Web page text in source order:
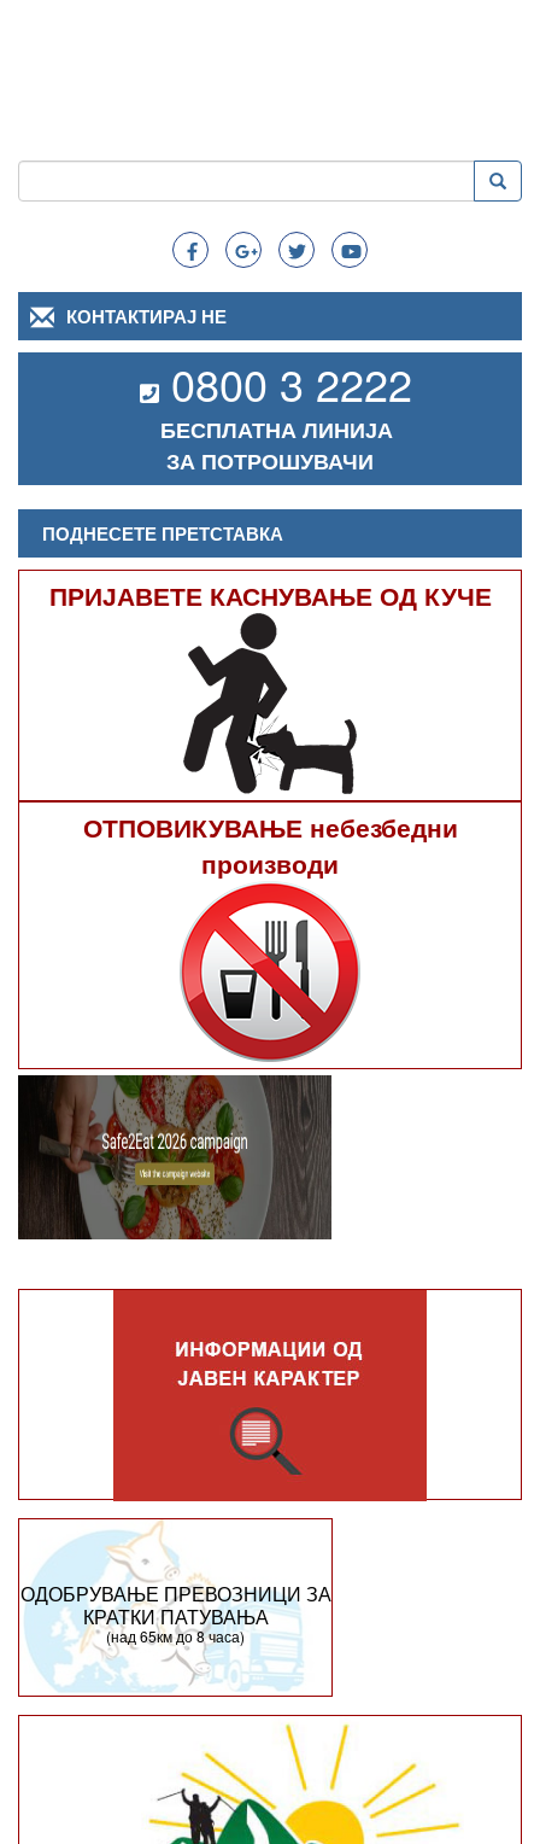
Search
Пребарување
КОНТАКТИРАЈ НЕ
0800 3 2222
БЕСПЛАТНА ЛИНИЈА
ЗА ПОТРОШУВАЧИ
ПОДНЕСЕТЕ ПРЕТСТАВКА
ПРИЈАВЕТЕ КАСНУВАЊЕ ОД КУЧЕ
ОТПОВИКУВАЊЕ небезбедни
производи
ОДОБРУВАЊЕ ПРЕВОЗНИЦИ ЗА
КРАТКИ ПАТУВАЊА
(над 65км до 8 часа)